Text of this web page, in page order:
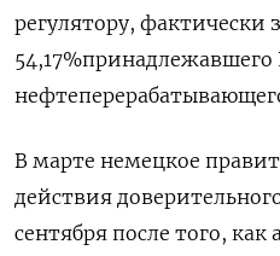
регулятору, фактически
В марте немецкое
действия
сентября после того,